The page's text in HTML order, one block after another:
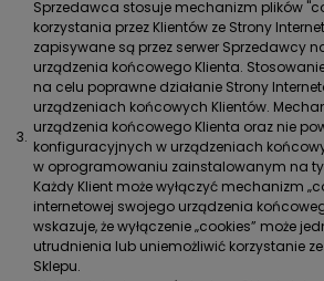
3.
Sprzedawca stosuje mechanizm plików
korzystania przez Klientów ze Strony
zapisywane są przez serwer Sprzedawcy
urządzenia końcowego Klienta.
na celu poprawne działanie Strony
urządzeniach końcowych Klientów.
urządzenia końcowego Klienta oraz nie
konfiguracyjnych w urządzeniach
w oprogramowaniu zainstalowanym na
Każdy Klient może wyłączyć mechanizm
internetowej swojego urządzenia
wskazuje, że wyłączenie „cookies” może
utrudnienia lub uniemożliwić korzystanie
Sklepu.